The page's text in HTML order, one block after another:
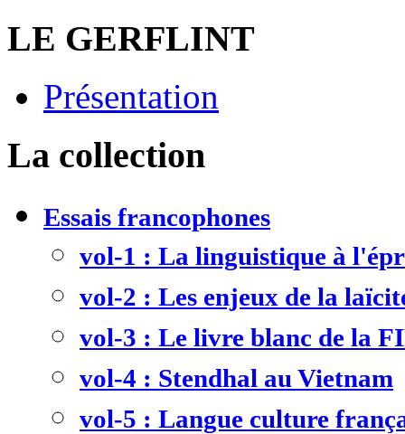
LE GERFLINT
Présentation
La collection
Essais francophones
vol-1 : La linguistique à
vol-2 : Les enjeux de la
vol-3 : Le livre blanc de la
vol-4 : Stendhal au Vietnam
vol-5 : Langue culture